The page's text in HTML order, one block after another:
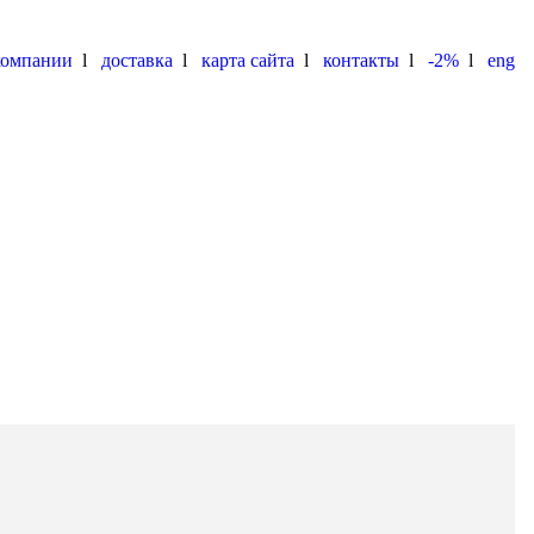
l доставка l карта сайта l контакты l -2% l eng